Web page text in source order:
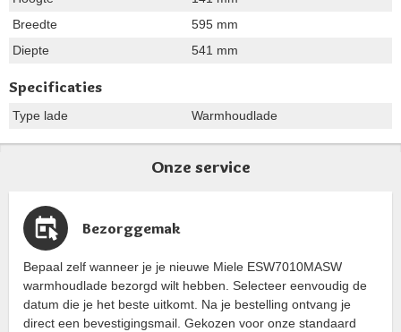
Breedte
595 mm
Diepte
541 mm
Specificaties
Type lade Warmhoudlade
Onze service
Bezorggemak
Bepaal zelf wanneer je je nieuwe Miele ESW7010MASW
warmhoudlade bezorgd wilt hebben. Selecteer eenvoudig de
datum die je het beste uitkomt. Na je bestelling ontvang je
direct een bevestigingsmail. Gekozen voor onze standaard